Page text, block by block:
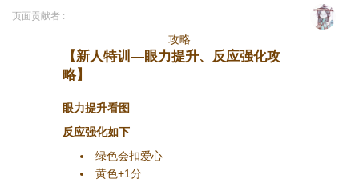
跳
跳
页面贡献者 :
攻略
【新人特训—眼力提升、反应强化攻
略】
眼力提升看图
反应强化如下
绿色会扣爱心
黄色+1分